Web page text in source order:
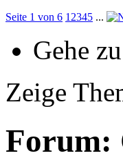
Seite 1 von 6 1 2345 ...
Gehe
Zeige
Forum: